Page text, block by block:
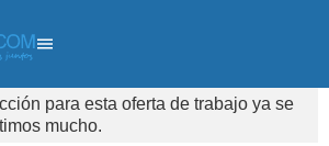
para esta oferta de trabajo ya se
mucho.